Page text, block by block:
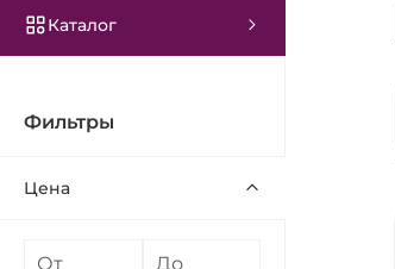
Каталог
Фильтры
Цена